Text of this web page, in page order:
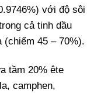
với độ sôi
cả tinh dầu
(chiếm 45 – 70%).
tầm 20% ête
camphen,